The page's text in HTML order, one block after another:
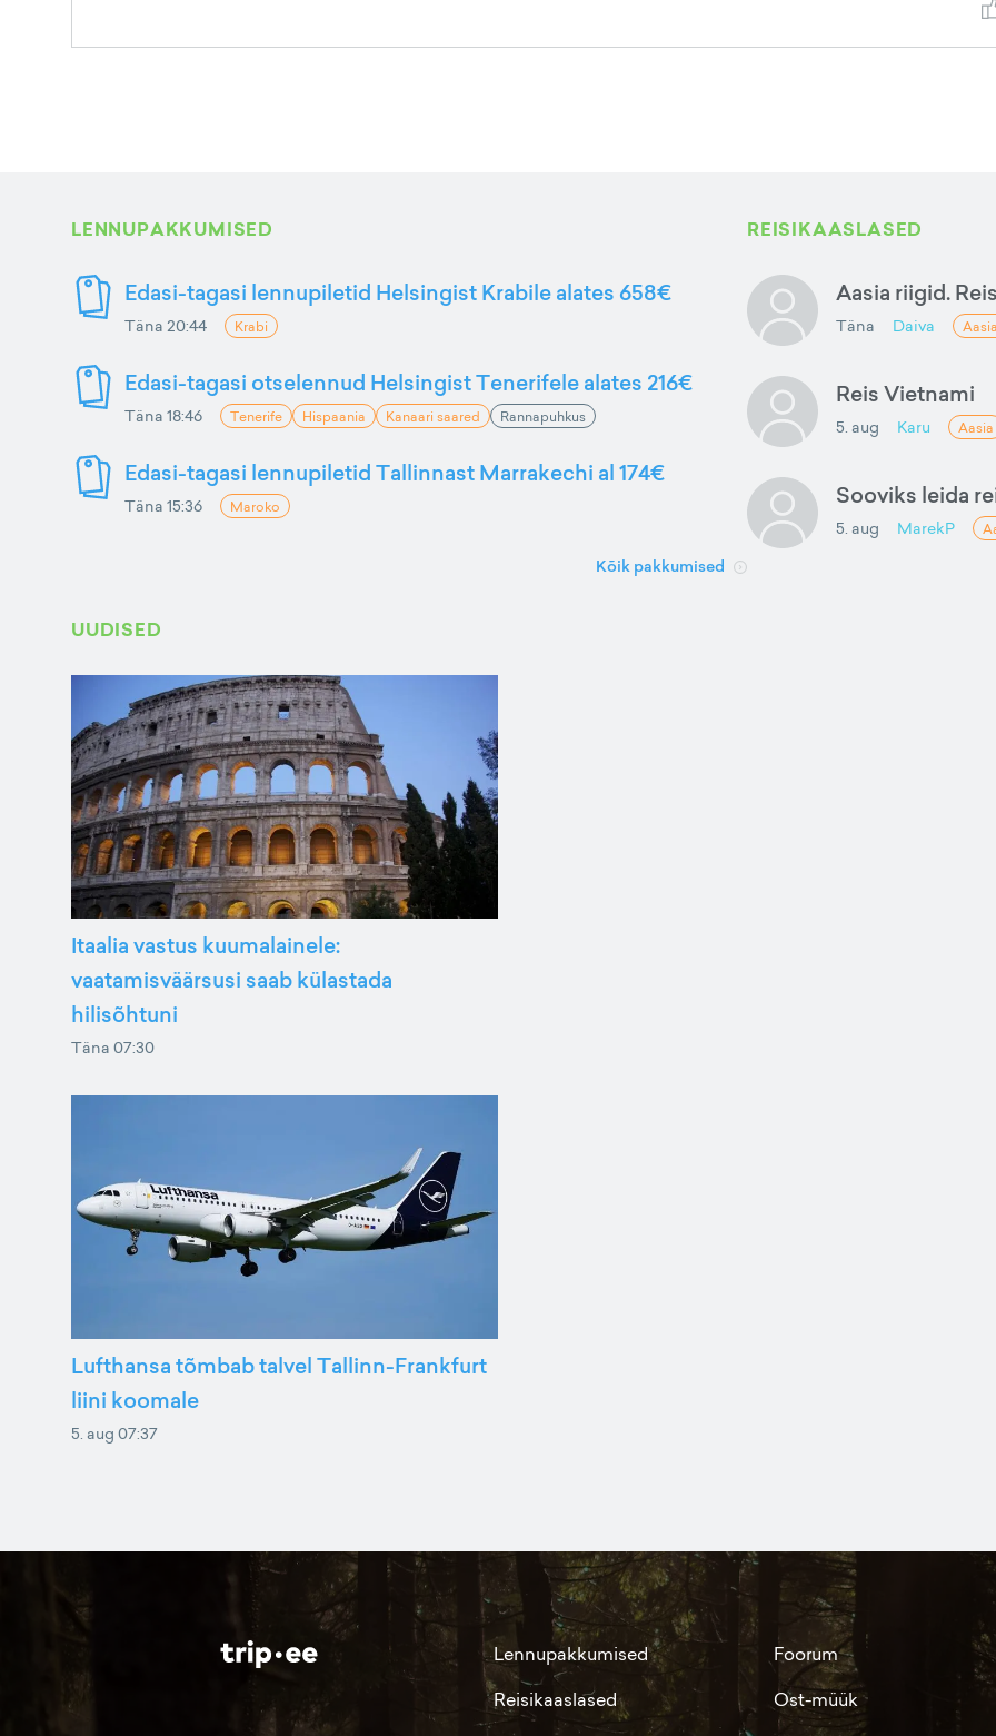
LENNUPAKKUMISED
Edasi-tagasi lennupiletid Helsingist Krabile alates 658€
Täna 20:44 Krabi
Edasi-tagasi otselennud Helsingist Tenerifele alates 216€
Täna 18:46 Tenerife Hispaania Kanaari saared Rannapuhkus
Edasi-tagasi lennupiletid Tallinnast Marrakechi al 174€
Täna 15:36 Maroko
Kõik pakkumised
REISIKAASLASED
Aasia riigid.
Täna Daiva Aasia
Reis Vietnami
5. aug Karu Aasia
Sooviks leida
5. aug MarekP
UUDISED
Itaalia vastus kuumalainele:
vaatamisväärsusi saab külastada
hilisõhtuni
Täna 07:30
Lufthansa tõmbab talvel Tallinn-Frankfurt
liini koomale
5. aug 07:37
Lennupakkumised
Reisikaaslased
Foorum
Ost-müük